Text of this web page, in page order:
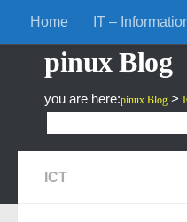
Home IT –
pinux Blog
you are here:pinux Blog >
ICT